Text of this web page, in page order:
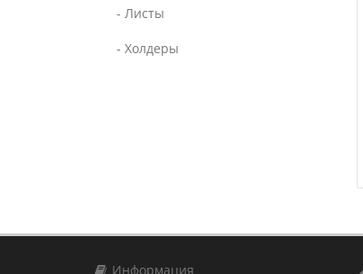
- Листы
- Холдеры
Информация